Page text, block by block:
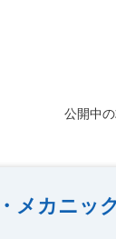
公開中の
メカニッ